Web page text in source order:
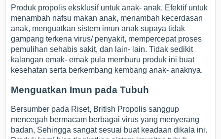
Produk propolis eksklusif untuk anak- anak. Efektif untuk
menambah nafsu makan anak, menambah kecerdasan
anak, menguatkan sistem imun anak supaya tidak
gampang terkena virus/ penyakit, mempercepat proses
pemulihan sehabis sakit, dan lain- lain. Tidak sedikit
kalangan emak- emak pula memburu produk ini buat
kesehatan serta berkembang kembang anak- anaknya.
Menguatkan Imun pada Tubuh
Bersumber pada Riset, British Propolis sanggup
mencegah bermacam berbagai virus yang menyerang
badan, Sehingga sangat sesuai buat keadaan dikala ini.